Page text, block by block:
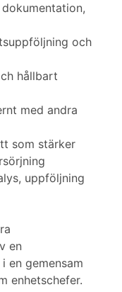
och
hållbart
med andra
som stärker
uppföljning
en
en gemensam
enhetschefer.